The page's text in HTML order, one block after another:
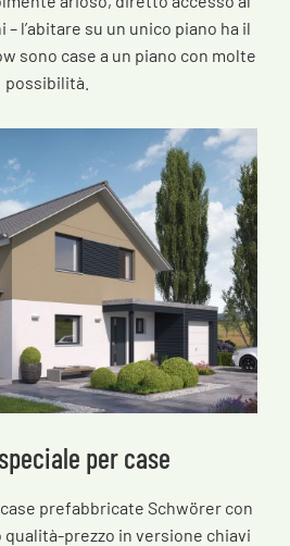
l’abitare su un unico piano ha il
sono case a un piano con molte
possibilità.
per case
prefabbricate Schwörer con
prezzo in versione chiavi